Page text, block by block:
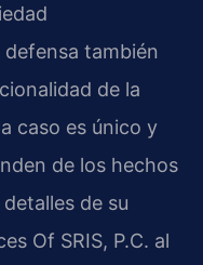
también
de la
caso es único y
de los hechos
de su
Of SRIS, P.C. al